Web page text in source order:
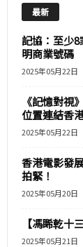
最新
記協：至少
明商業號碼
2025年05月22日
《記憶對視
位置連結香
2025年05月22日
香港電影發
拍緊！
2025年05月20日
【馮睎乾十
2025年05月21日